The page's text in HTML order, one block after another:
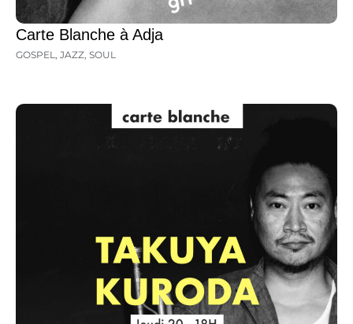
Carte Blanche à Adja
GOSPEL, JAZZ, SOUL